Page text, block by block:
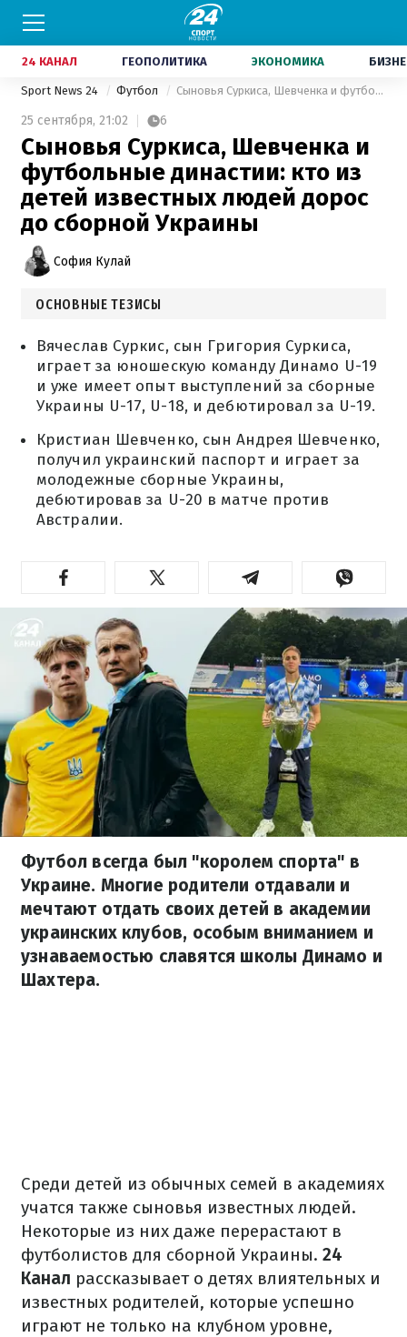
24 КАНАЛ ГЕОПОЛИТИКА ЭКОНОМИКА
Sport News 24 Футбол Сыновья Суркиса, Шевченка и футбольные династии: кто из детей известных людей дорос до сборной Украины
25 сентября, 21:02 6
Сыновья Суркиса, Шевченка и
футбольные династии: кто из
детей известных людей дорос
до сборной Украины
София Кулай
ОСНОВНЫЕ ТЕЗИСЫ
Вячеслав Суркис, сын Григория Суркиса,
играет за юношескую команду Динамо U-19
и уже имеет опыт выступлений за сборные
Украины U-17, U-18, и дебютировал за U-19.
Кристиан Шевченко, сын Андрея Шевченко,
получил украинский паспорт и играет за
молодежные сборные Украины,
дебютировав за U-20 в матче против
Австралии.
Футбол всегда был "королем спорта" в
Украине. Многие родители отдавали и
мечтают отдать своих детей в академии
украинских клубов, особым вниманием и
узнаваемостью славятся школы Динамо и
Шахтера.
Среди детей из обычных семей в академиях
учатся также сыновья известных людей.
Некоторые из них даже перерастают в
футболистов для сборной Украины. 24
Канал рассказывает о детях влиятельных и
известных родителей, которые успешно
играют не только на клубном уровне,